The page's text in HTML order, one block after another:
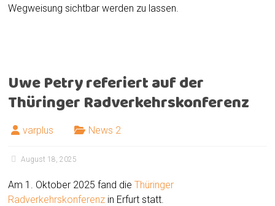
Wegweisung sichtbar werden zu lassen.
Uwe Petry referiert auf der
Thüringer Radverkehrskonferenz
varplus News 2
August 18, 2025
Am 1. Oktober 2025 fand dieThüringer
Radverkehrskonferenz in Erfurt statt.